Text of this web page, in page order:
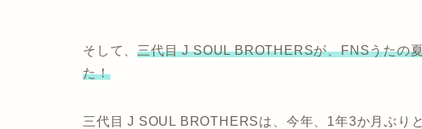
そして、三代目 J SOUL BROTHERSが、FNSうたの
た！
三代目 J SOUL BROTHERSは、今年、1年3か月ぶり